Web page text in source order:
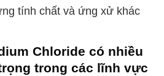
tính chất và ứng xử khác
Chloride có nhiều
trong các lĩnh vực